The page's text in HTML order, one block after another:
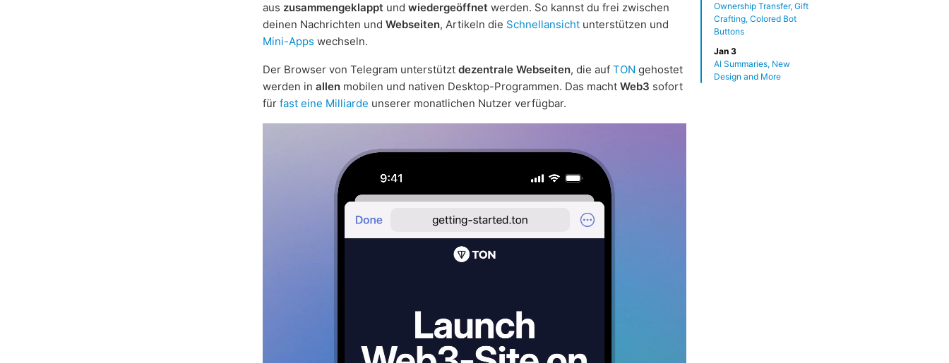
Ownership Transfer, Gift
Crafting, Colored Bot
Buttons
Jan 3
AI Summaries, New
Design and More
aus zusammengeklappt und wiedergeöffnet werden. So kannst du frei zwischen
deinen Nachrichten und Webseiten, Artikeln die Schnellansicht unterstützen und
Mini-Apps wechseln.
Der Browser von Telegram unterstützt dezentrale Webseiten, die auf TON gehostet
werden in allen mobilen und nativen Desktop-Programmen. Das macht Web3 sofort
für fast eine Milliarde unserer monatlichen Nutzer verfügbar.